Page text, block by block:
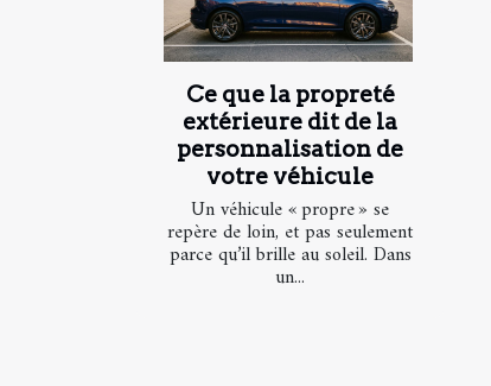
Ce que la propreté
extérieure dit de la
personnalisation de
votre véhicule
Un véhicule « propre » se
repère de loin, et pas seulement
parce qu’il brille au soleil. Dans
un...